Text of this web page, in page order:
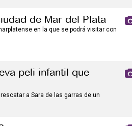
de Mar del Plata
en la que se podrá visitar con
peli infantil que
a Sara de las garras de un